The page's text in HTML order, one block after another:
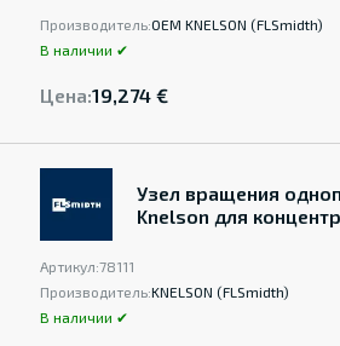
Производитель:OEM KNELSON (FLSmidth)
В наличии ✔
Цена:19,274 €
Узел вращения
Knelson для
Артикул:78111
Производитель:KNELSON (FLSmidth)
В наличии ✔